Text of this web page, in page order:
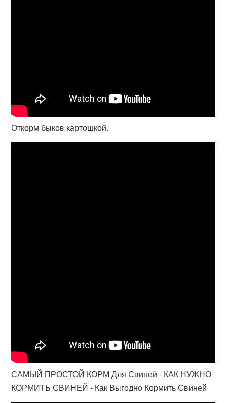
Откорм быков картошкой.
САМЫЙ ПРОСТОЙ КОРМ Для Свиней - КАК НУЖНО
КОРМИТЬ СВИНЕЙ - Как Выгодно Кормить Свиней